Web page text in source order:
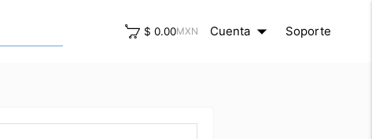
$ 0.00MXN Cuenta arrow_drop_down Soporte